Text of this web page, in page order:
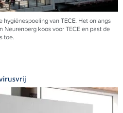
van TECE. Het onlangs
koos voor TECE en past de
toe.